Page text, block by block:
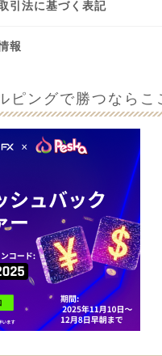
引法に基づく表記
報
ピングで勝つならこ